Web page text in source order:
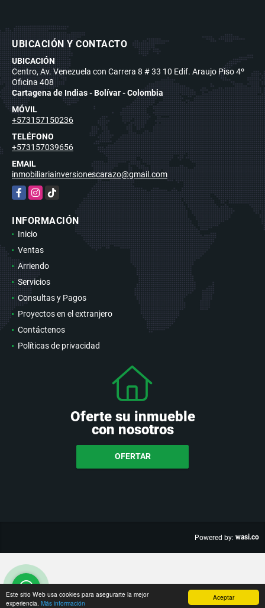
Aceptar
Este sitio Web usa cookies para asegurarte la mejor
experiencia. Más información
UBICACIÓN Y CONTACTO
UBICACIÓN
Centro, Av. Venezuela con Carrera 8 # 33 10 Edif. Araujo Piso 4º
Oficina 408
Cartagena de Indias - Bolívar - Colombia
MÓVIL
+573157150236
TELÉFONO
+573157039656
EMAIL
inmobiliariainversionescarazo@gmail.com
FacebookInstagram
TikTok
INFORMACIÓN
Inicio
Ventas
Arriendo
Servicios
Consultas y Pagos
Proyectos en el extranjero
Contáctenos
Políticas de privacidad
Oferte su inmueble
con nosotros
OFERTAR
Powered by: wasi.co